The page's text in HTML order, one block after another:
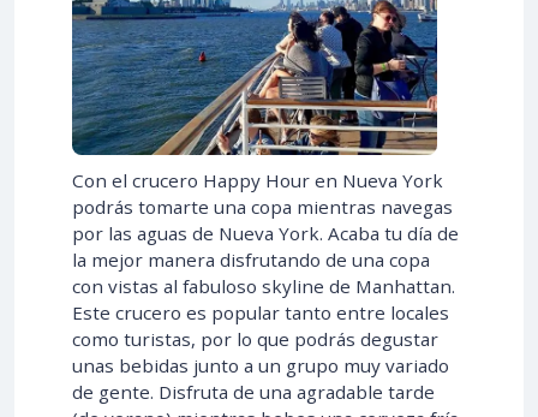
Con el crucero Happy Hour en Nueva York
podrás tomarte una copa mientras navegas
por las aguas de Nueva York. Acaba tu día de
la mejor manera disfrutando de una copa
con vistas al fabuloso skyline de Manhattan.
Este crucero es popular tanto entre locales
como turistas, por lo que podrás degustar
unas bebidas junto a un grupo muy variado
de gente. Disfruta de una agradable tarde